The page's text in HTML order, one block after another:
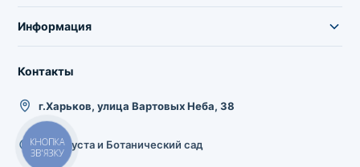
Информация
Контакты
г.Харьков, улица Вартовых Неба, 38
23 Августа и Ботанический сад
КНОПКА
ЗВ'ЯЗКУ